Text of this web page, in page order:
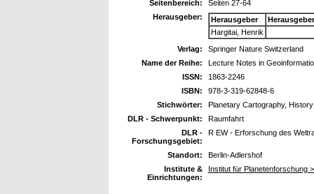
Seitenbereich:
Seiten 27-64
Herausgeber:
Herausgeber
Hargitai, Henrik
Verlag:
Springer Nature Switzerland
Name der Reihe:
Lecture Notes in
ISSN:
1863-2246
ISBN:
978-3-319-62848-6
Stichwörter:
Planetary Cartography,
DLR - Schwerpunkt:
Raumfahrt
DLR -
Forschungsgebiet:
R EW - Erforschung des
Standort:
Berlin-Adlershof
Institute &
Einrichtungen:
Institut für Planetenforschung